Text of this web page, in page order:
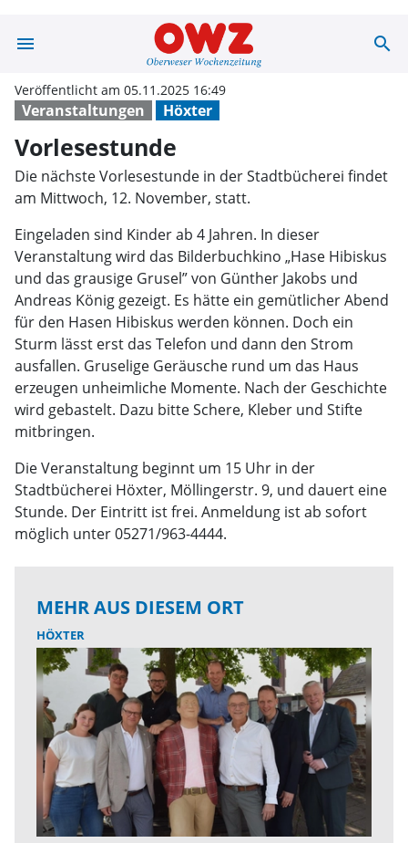
menu Vorlesestunde |
search
Veranstaltungen Höxter
Veröffentlicht am 05.11.2025 16:49
Vorlesestunde
Die nächste Vorlesestunde in der Stadtbücherei findet
am Mittwoch, 12. November, statt.
Eingeladen sind Kinder ab 4 Jahren. In dieser
Veranstaltung wird das Bilderbuchkino „Hase Hibiskus
und das grausige Grusel” von Günther Jakobs und
Andreas König gezeigt. Es hätte ein gemütlicher Abend
für den Hasen Hibiskus werden können. Doch ein
Sturm lässt erst das Telefon und dann den Strom
ausfallen. Gruselige Geräusche rund um das Haus
erzeugen unheimliche Momente. Nach der Geschichte
wird gebastelt. Dazu bitte Schere, Kleber und Stifte
mitbringen.
Die Veranstaltung beginnt um 15 Uhr in der
Stadtbücherei Höxter, Möllingerstr. 9, und dauert eine
Stunde. Der Eintritt ist frei. Anmeldung ist ab sofort
möglich unter 05271/963-4444.
MEHR AUS DIESEM ORT
HÖXTER